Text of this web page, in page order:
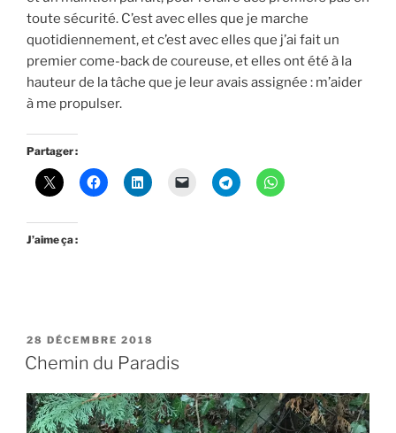
toute sécurité. C’est avec elles que je marche
quotidiennement, et c’est avec elles que j’ai fait un
premier come-back de coureuse, et elles ont été à la
hauteur de la tâche que je leur avais assignée : m’aider
à me propulser.
Partager :
J’aime ça :
PUBLIÉ
LE
28 DÉCEMBRE 2018
Chemin du Paradis